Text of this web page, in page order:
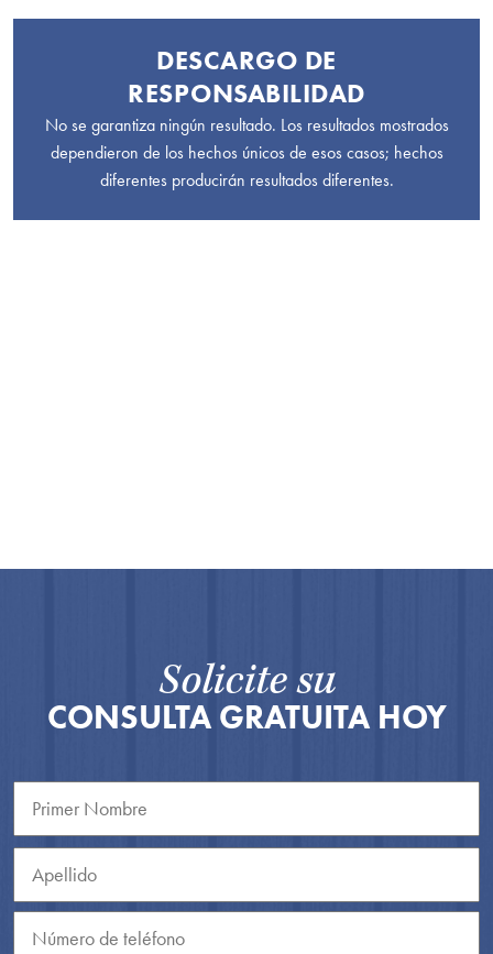
DESCARGO DE
RESPONSABILIDAD
No se garantiza ningún resultado. Los resultados mostrados
dependieron de los hechos únicos de esos casos; hechos
diferentes producirán resultados diferentes.
Solicite su
CONSULTA GRATUITA HOY